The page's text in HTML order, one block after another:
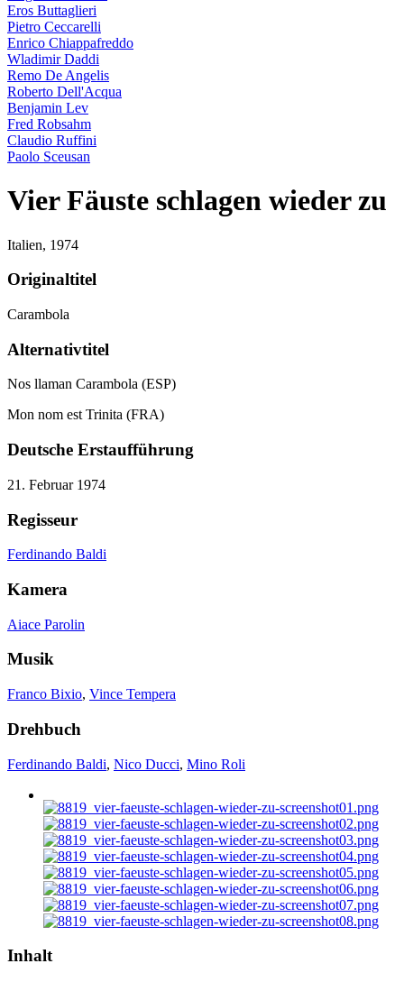
Eros Buttaglieri
Pietro Ceccarelli
Enrico Chiappafreddo
Wladimir Daddi
Remo De Angelis
Roberto Dell'Acqua
Benjamin Lev
Fred Robsahm
Claudio Ruffini
Paolo Sceusan
Vier Fäuste schlagen wieder zu
Italien, 1974
Originaltitel
Carambola
Alternativtitel
Nos llaman Carambola (ESP)
Mon nom est Trinita (FRA)
Deutsche Erstaufführung
21. Februar 1974
Regisseur
Ferdinando Baldi
Kamera
Aiace Parolin
Musik
Franco Bixio, Vince Tempera
Drehbuch
Ferdinando Baldi, Nico Ducci, Mino Roli
Inhalt